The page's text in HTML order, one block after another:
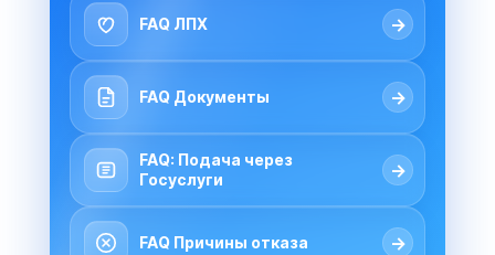
FAQ ЛПХ →
FAQ Документы →
FAQ: Подача через
Госуслуги
→
FAQ Причины отказа →